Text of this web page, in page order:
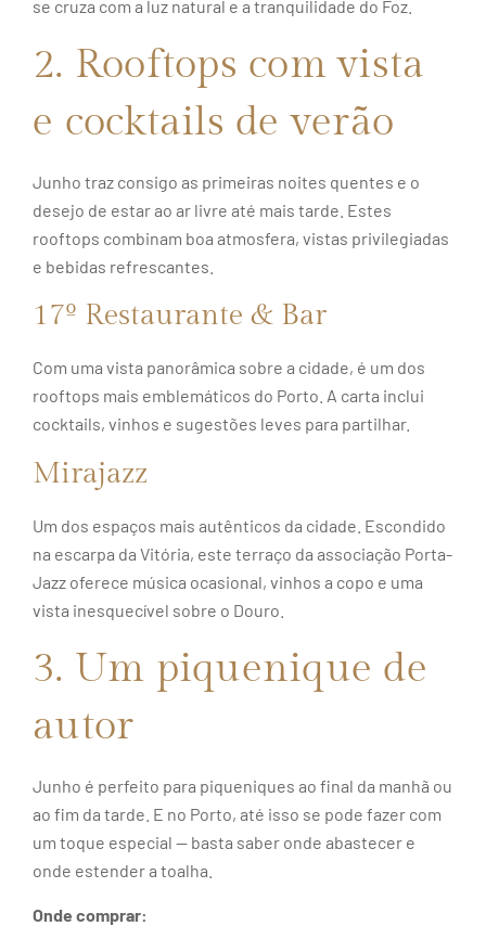
se cruza com a luz natural e a tranquilidade do Foz.
2. Rooftops com vista
e cocktails de verão
Junho traz consigo as primeiras noites quentes e o
desejo de estar ao ar livre até mais tarde. Estes
rooftops combinam boa atmosfera, vistas privilegiadas
e bebidas refrescantes.
17º Restaurante & Bar
Com uma vista panorâmica sobre a cidade, é um dos
rooftops mais emblemáticos do Porto. A carta inclui
cocktails, vinhos e sugestões leves para partilhar.
Mirajazz
Um dos espaços mais autênticos da cidade. Escondido
na escarpa da Vitória, este terraço da associação Porta-
Jazz oferece música ocasional, vinhos a copo e uma
vista inesquecível sobre o Douro.
3. Um piquenique de
autor
Junho é perfeito para piqueniques ao final da manhã ou
ao fim da tarde. E no Porto, até isso se pode fazer com
um toque especial — basta saber onde abastecer e
onde estender a toalha.
Onde comprar: